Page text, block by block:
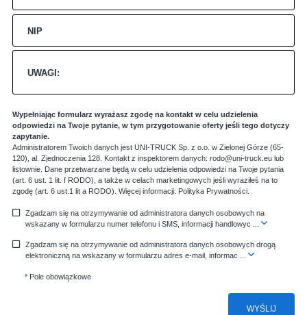
NIP
UWAGI:
Wypełniając formularz wyrażasz zgodę na kontakt w celu udzielenia
odpowiedzi na Twoje pytanie, w tym przygotowanie oferty jeśli tego dotyczy
zapytanie.
Administratorem Twoich danych jest UNI-TRUCK Sp. z o.o. w Zielonej Górze (65-
120), al. Zjednoczenia 128. Kontakt z inspektorem danych: rodo@uni-truck.eu lub
listownie. Dane przetwarzane będą w celu udzielenia odpowiedzi na Twoje pytania
(art. 6 ust. 1 lit. f RODO), a także w celach marketingowych jeśli wyraziłeś na to
zgodę (art. 6 ust.1 lit a RODO). Więcej informacji: Polityka Prywatności
Zgadzam się na otrzymywanie od administratora danych osobowych na
wskazany w formularzu numer telefonu i SMS, informacji handlowyc
Zgadzam się na otrzymywanie od administratora danych osobowych drogą
elektroniczną na wskazany w formularzu adres e-mail, informac
* Pole obowiązkowe
WYŚLIJ